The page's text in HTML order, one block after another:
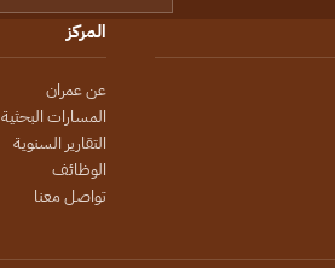
المركز
عن عمران
المسارات البحثية
التقارير السنوية
الوظائف
تواصل معنا